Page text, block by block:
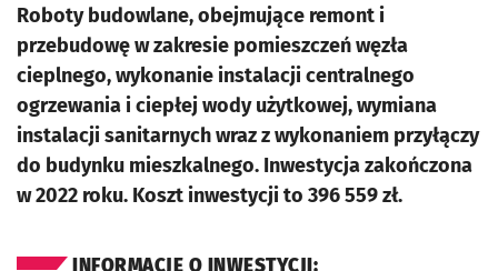
Roboty budowlane, obejmujące remont i
przebudowę w zakresie pomieszczeń węzła
cieplnego, wykonanie instalacji centralnego
ogrzewania i ciepłej wody użytkowej, wymiana
instalacji sanitarnych wraz z wykonaniem przyłączy
do budynku mieszkalnego. Inwestycja zakończona
w 2022 roku. Koszt inwestycji to 396 559 zł.
INFORMACJE O INWESTYCJI: